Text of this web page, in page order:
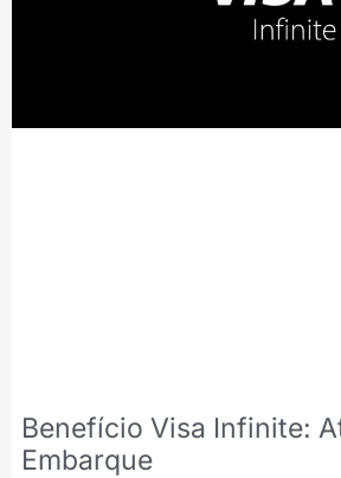
Benefício Visa Infinite:
Embarque